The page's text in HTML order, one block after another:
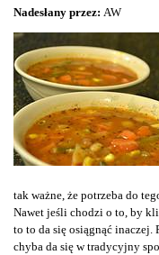
Nadesłany przez: AW
tak ważne, że potrzeba do
Nawet jeśli chodzi o to, by
to to da się osiągnąć inaczej.
chyba da się w tradycyjny